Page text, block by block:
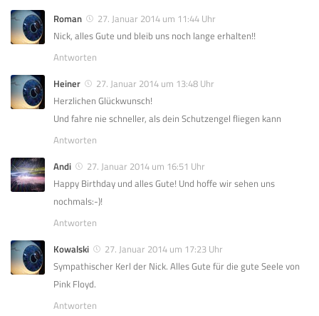
Roman
27. Januar 2014 um 11:44 Uhr
Nick, alles Gute und bleib uns noch lange erhalten!!
Antworten
Heiner
27. Januar 2014 um 13:48 Uhr
Herzlichen Glückwunsch!
Und fahre nie schneller, als dein Schutzengel fliegen kann
Antworten
Andi
27. Januar 2014 um 16:51 Uhr
Happy Birthday und alles Gute! Und hoffe wir sehen uns
nochmals:-)!
Antworten
Kowalski
27. Januar 2014 um 17:23 Uhr
Sympathischer Kerl der Nick. Alles Gute für die gute Seele von
Pink Floyd.
Antworten